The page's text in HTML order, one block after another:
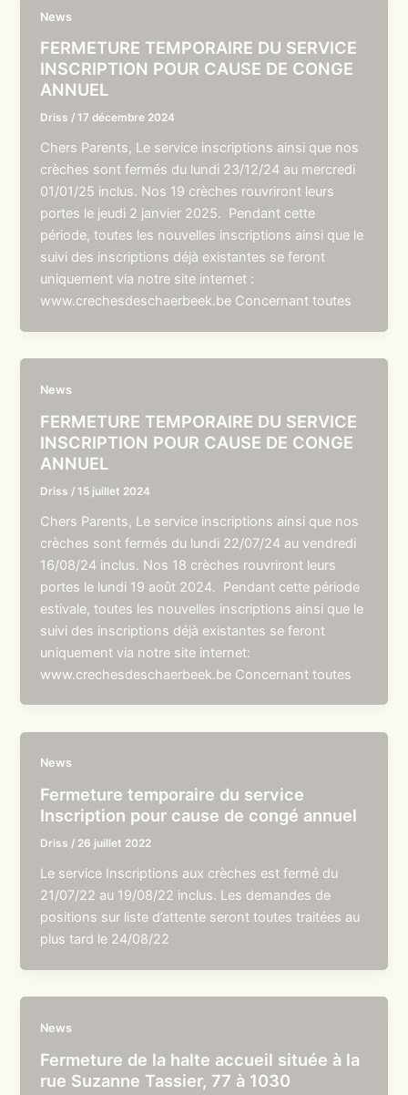
News
FERMETURE TEMPORAIRE DU SERVICE
INSCRIPTION POUR CAUSE DE CONGE
ANNUEL
Driss /17 décembre 2024
Chers Parents, Le service inscriptions ainsi que nos
crèches sont fermés du lundi 23/12/24 au mercredi
01/01/25 inclus. Nos 19 crèches rouvriront leurs
portes le jeudi 2 janvier 2025. Pendant cette
période, toutes les nouvelles inscriptions ainsi que le
suivi des inscriptions déjà existantes se feront
uniquement via notre site internet :
www.crechesdeschaerbeek.be Concernant toutes
News
FERMETURE TEMPORAIRE DU SERVICE
INSCRIPTION POUR CAUSE DE CONGE
ANNUEL
Driss /15 juillet 2024
Chers Parents, Le service inscriptions ainsi que nos
crèches sont fermés du lundi 22/07/24 au vendredi
16/08/24 inclus. Nos 18 crèches rouvriront leurs
portes le lundi 19 août 2024. Pendant cette période
estivale, toutes les nouvelles inscriptions ainsi que le
suivi des inscriptions déjà existantes se feront
uniquement via notre site internet:
www.crechesdeschaerbeek.be Concernant toutes
News
Fermeture temporaire du service
Inscription pour cause de congé annuel
Driss / 26 juillet 2022
Le service Inscriptions aux crèches est fermé du
21/07/22 au 19/08/22 inclus. Les demandes de
positions sur liste d’attente seront toutes traitées au
plus tard le 24/08/22
News
Fermeture de la halte accueil située à la
rue Suzanne Tassier, 77 à 1030